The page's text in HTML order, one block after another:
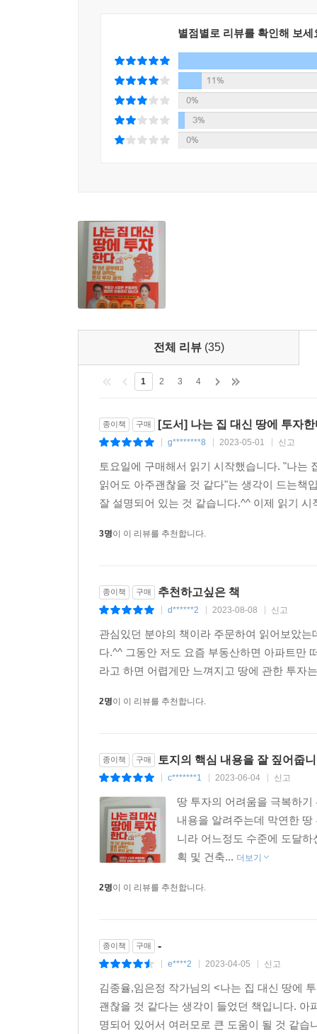
길에 든든한 등불이 되어줄 것이다.별점별로 리뷰를 확인해 보세
11%
0%
3%
0%
전체 리뷰 (35)
1 2 3 4
종이책 구매 [도서] 나는 집 대신 땅에 투자
g********8 2023-05-01 신고
토요일에 구매해서 읽기 시작했습니다. "나는
읽어도 아주괜찮을 것 같다"는 생각이 드는책
잘 설명되어 있는 것 같습니다.^^ 이제 읽기
3명이 이 리뷰를 추천합니다.
종이책 구매 추천하고싶은 책
d******2 2023-08-08 신고
관심있던 분야의 책이라 주문하여 읽어보았
다.^^ 그동안 저도 요즘 부동산하면 아파트만
라고 하면 어렵게만 느껴지고 땅에 관한 투자
2명이 이 리뷰를 추천합니다.
종이책 구매 토지의 핵심 내용을 잘 짚어줍
c*******1 2023-06-04 신고
땅 투자의 어려움을 극복하
내용을 알려주는데 막연한
니라 어느정도 수준에 도달
획 및 건축... 더보기
2명이 이 리뷰를 추천합니다.
종이책 구매 -
e****2 2023-04-05 신고
김종율,임은정 작가님의 <나는 집 대신 땅에
괜찮을 것 같다는 생각이 들었던 책입니다.
명되어 있어서 여러모로 큰 도움이 될 것 같